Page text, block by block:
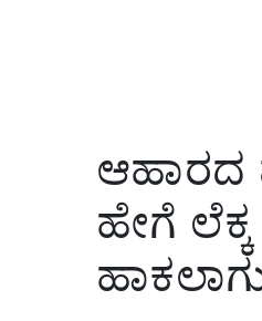
ಆಹಾರದ
ಹೇಗೆ ಲೆಕ್ಕ